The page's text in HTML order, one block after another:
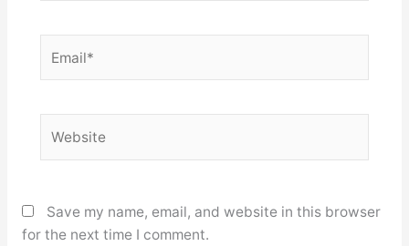
Save my name, email, and website in this browser
for the next time I comment.